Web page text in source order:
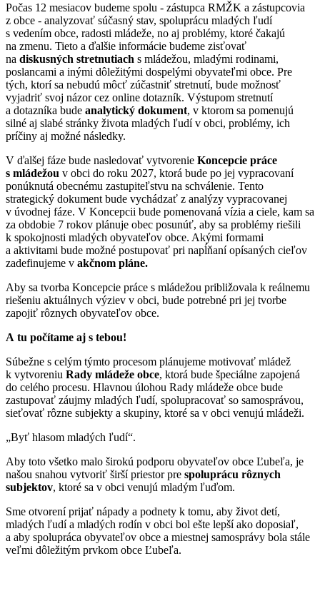
Počas 12 mesiacov budeme spolu - zástupca RMŽK a zástupcovia
z obce - analyzovať súčasný stav, spoluprácu mladých ľudí
s vedením obce, radosti mládeže, no aj problémy, ktoré čakajú
na zmenu. Tieto a ďalšie informácie budeme zisťovať
na diskusných stretnutiach s mládežou, mladými rodinami,
poslancami a inými dôležitými dospelými obyvateľmi obce. Pre
tých, ktorí sa nebudú môcť zúčastniť stretnutí, bude možnosť
vyjadriť svoj názor cez online dotazník. Výstupom stretnutí
a dotazníka bude analytický dokument, v ktorom sa pomenujú
silné aj slabé stránky života mladých ľudí v obci, problémy, ich
príčiny aj možné následky.
V ďalšej fáze bude nasledovať vytvorenie Koncepcie práce
s mládežou v obci do roku 2027, ktorá bude po jej vypracovaní
ponúknutá obecnému zastupiteľstvu na schválenie. Tento
strategický dokument bude vychádzať z analýzy vypracovanej
v úvodnej fáze. V Koncepcii bude pomenovaná vízia a ciele, kam sa
za obdobie 7 rokov plánuje obec posunúť, aby sa problémy riešili
k spokojnosti mladých obyvateľov obce. Akými formami
a aktivitami bude možné postupovať pri napĺňaní opísaných cieľov
zadefinujeme v akčnom pláne.
Aby sa tvorba Koncepcie práce s mládežou približovala k reálnemu
riešeniu aktuálnych výziev v obci, bude potrebné pri jej tvorbe
zapojiť rôznych obyvateľov obce.
A tu počítame aj s tebou!
Súbežne s celým týmto procesom plánujeme motivovať mládež
k vytvoreniu Rady mládeže obce, ktorá bude špeciálne zapojená
do celého procesu. Hlavnou úlohou Rady mládeže obce bude
zastupovať záujmy mladých ľudí, spolupracovať so samosprávou,
sieťovať rôzne subjekty a skupiny, ktoré sa v obci venujú mládeži.
„Byť hlasom mladých ľudí“.
Aby toto všetko malo širokú podporu obyvateľov obce Ľubeľa, je
našou snahou vytvoriť širší priestor pre spoluprácu rôznych
subjektov, ktoré sa v obci venujú mladým ľuďom.
Sme otvorení prijať nápady a podnety k tomu, aby život detí,
mladých ľudí a mladých rodín v obci bol ešte lepší ako doposiaľ,
a aby spolupráca obyvateľov obce a miestnej samosprávy bola stále
veľmi dôležitým prvkom obce Ľubeľa.